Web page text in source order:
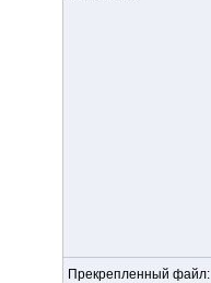
Прекрепленный файл: